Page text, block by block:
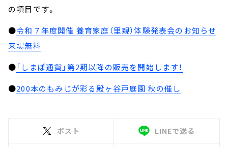
の項目です。
●令和７年度開催 養育家庭（里親）体験発表会のお知らせ
来場無料
●「しまぽ通貨」第2期以降の販売を開始します！
●200本のもみじが彩る殿ヶ谷戸庭園 秋の催し
ポスト LINEで送る